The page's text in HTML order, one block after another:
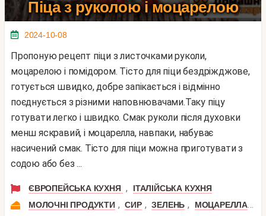
Піца з руколою і моцарелою
2024-10-08
Пропоную рецепт піци з листочками руколи,
моцарелою і помідором. Тісто для піци бездріжджове,
готується швидко, добре запікається і відмінно
поєднується з різними наповнювачами.Таку піцу
готувати легко і швидко. Смак руколи після духовки
менш яскравий, і моцарелла, навпаки, набуває
насичений смак. Тісто для піци можна приготувати з
содою або без ...
ЄВРОПЕЙСЬКА КУХНЯ ,
ІТАЛІЙСЬКА КУХНЯ
МОЛОЧНІ ПРОДУКТИ , СИР , ЗЕЛЕНЬ , МОЦАРЕЛЛА ,